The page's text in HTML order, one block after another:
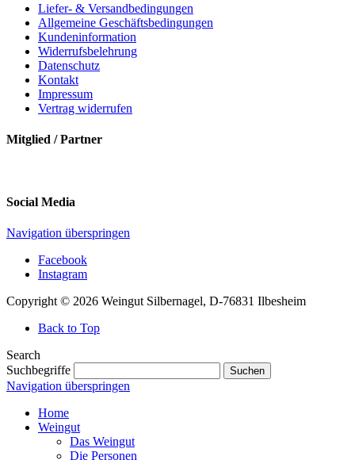
Liefer- & Versandbedingungen
Allgemeine Geschäftsbedingungen
Kundeninformation
Widerrufsbelehrung
Datenschutz
Kontakt
Impressum
Vertrag widerrufen
Mitglied / Partner
Social Media
Navigation überspringen
Facebook
Instagram
Copyright © 2026 Weingut Silbernagel, D-76831 Ilbesheim
Back to Top
Search
Suchbegriffe
Suchen
Navigation überspringen
Home
Weingut
Das Weingut
Die Personen